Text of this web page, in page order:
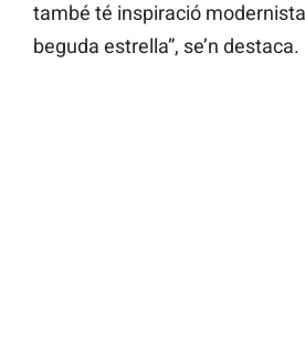
també té inspiració
beguda estrella”, se’n destaca.